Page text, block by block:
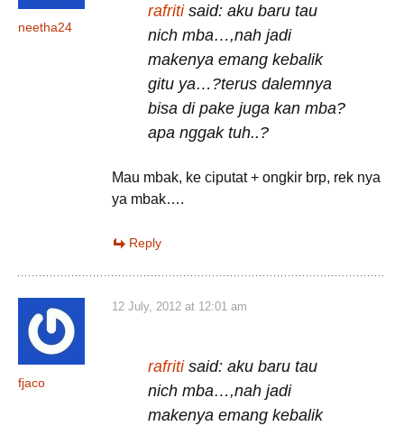
neetha24
rafritisaid: aku baru tau
nich mba…,nah jadi
makenya emang kebalik
gitu ya…?terus dalemnya
bisa di pake juga kan mba?
apa nggak tuh..?
Mau mbak, ke ciputat + ongkir brp, rek nya
ya mbak….
Reply
fjaco
12 July, 2012 at 12:01 am
rafritisaid: aku baru tau
nich mba…,nah jadi
makenya emang kebalik